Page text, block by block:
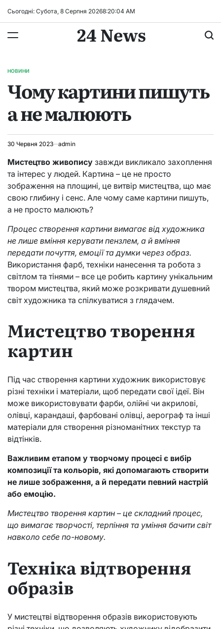
Сьогодні: Субота, 8 Серпня 20268:20:05 AM
24 News
ОПУБЛІКУВАТИ
НОВИНИ
Чому картини пишуть
а не малюють
30 Червня 2023 admin
Мистецтво живопису завжди викликало захоплення
та інтерес у людей. Картина – це не просто
зображення на площині, це витвір мистецтва, що має
свою глибину і сенс. Але чому саме картини пишуть,
а не просто малюють?
Процес створення картини вимагає від художника
не лише вміння керувати пензлем, а й вміння
передати почуття, емоції та думки через образ.
Використання фарб, техніки нанесення та робота з
світлом та тінями – все це робить картину унікальним
твором мистецтва, який може розкривати душевний
світ художника та спілкуватися з глядачем.
Мистецтво творення
картин
Під час створення картини художник використовує
різні техніки і матеріали, щоб передати свої ідеї. Він
може використовувати фарби, олійні чи акрилові,
олівці, карандаші, фарбовані олівці, аерограф та інші
матеріали для створення різноманітних текстур та
відтінків.
Важливим етапом у творчому процесі є вибір
композиції та кольорів, які допомагають створити
не лише зображення, а й передати певний настрій
або емоцію.
Мистецтво творення картин – це складний процес,
що вимагає творчості, терпіння та уміння бачити світ
навколо себе по-новому.
Техніка відтворення
образів
У мистецтві відтворення образів використовують